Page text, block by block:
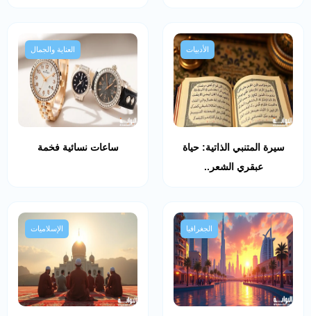
الأدبيات
سيرة المتنبي الذاتية: حياة
عبقري الشعر..
العناية والجمال
ساعات نسائية فخمة
الجغرافيا الإسلاميات